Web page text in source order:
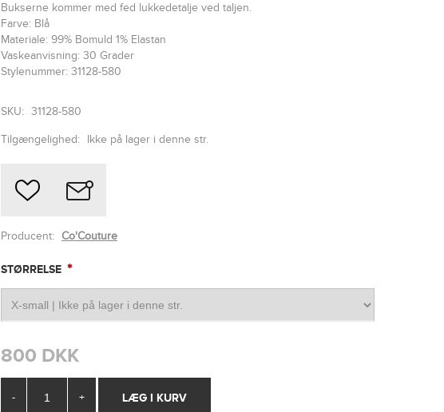
Bukserne kommer med fed lukkedetalje ved taljen.
Farve: Blå
Materiale: 99% Bomuld 1% Elastan
Vaskeanvisning: 30 Grader
Stylenummer: 31128-580
SKU: 31128-580
Tilgængelighed: Ikke på lager i denne str.
Producent: Co'Couture
STØRRELSE *
800 DKK
- +